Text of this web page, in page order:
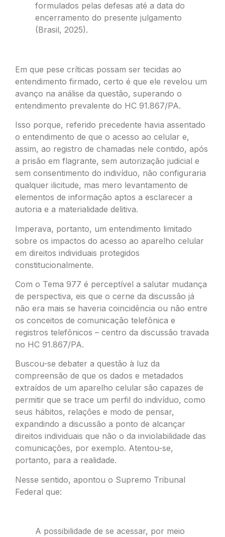
formulados pelas defesas até a data do
encerramento do presente julgamento
(Brasil, 2025).
Em que pese críticas possam ser tecidas ao
entendimento firmado, certo é que ele revelou um
avanço na análise da questão, superando o
entendimento prevalente do HC 91.867/PA.
Isso porque, referido precedente havia assentado
o entendimento de que o acesso ao celular e,
assim, ao registro de chamadas nele contido, após
a prisão em flagrante, sem autorização judicial e
sem consentimento do indivíduo, não configuraria
qualquer ilicitude, mas mero levantamento de
elementos de informação aptos a esclarecer a
autoria e a materialidade delitiva.
Imperava, portanto, um entendimento limitado
sobre os impactos do acesso ao aparelho celular
em direitos individuais protegidos
constitucionalmente.
Com o Tema 977 é perceptível a salutar mudança
de perspectiva, eis que o cerne da discussão já
não era mais se haveria coincidência ou não entre
os conceitos de comunicação telefônica e
registros telefônicos – centro da discussão travada
no HC 91.867/PA.
Buscou-se debater a questão à luz da
compreensão de que os dados e metadados
extraídos de um aparelho celular são capazes de
permitir que se trace um perfil do indivíduo, como
seus hábitos, relações e modo de pensar,
expandindo a discussão a ponto de alcançar
direitos individuais que não o da inviolabilidade das
comunicações, por exemplo. Atentou-se,
portanto, para a realidade.
Nesse sentido, apontou o Supremo Tribunal
Federal que:
A possibilidade de se acessar, por meio